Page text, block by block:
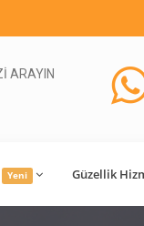
ARAYIN
Yeni Güzellik